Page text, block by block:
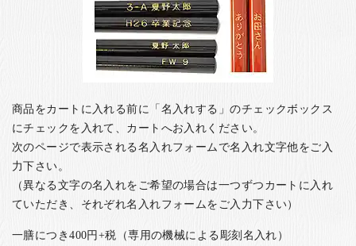
商品をカートに入れる前に「名入れする」のチェックボックス
にチェックを入れて、カートへお入れください。
次のページで表示される名入れフォームで名入れ文字他をご入
力下さい。
（異なる文字の名入れをご希望の場合は一つずつカートに入れ
ていただき、それぞれ名入れフォームをご入力下さい）
一膳につき400円+税（専用の機械による彫刻名入れ）